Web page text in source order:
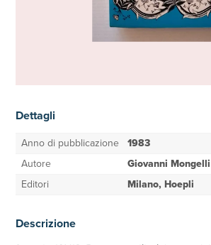
Dettagli
Anno di pubblicazione 1983
Autore
Giovanni Mongelli
Editori
Milano, Hoepli
Descrizione